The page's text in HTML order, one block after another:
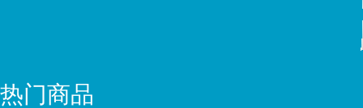
热门商品